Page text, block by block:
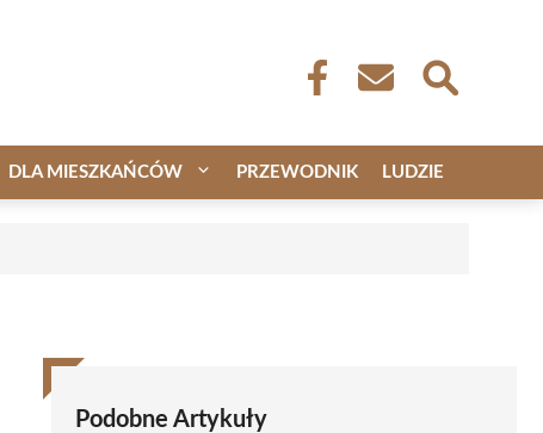
DLA MIESZKAŃCÓW PRZEWODNIK LUDZIE
Podobne Artykuły